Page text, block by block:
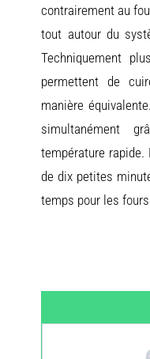
contrairement au
tout autour du
Techniquement
permettent de
manière
simultanément
température rapide.
de dix petites
temps pour les